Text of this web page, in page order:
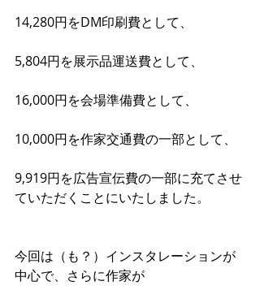
14,280円をDM印刷費として、
5,804円を展示品運送費として、
16,000円を会場準備費として、
10,000円を作家交通費の一部として、
9,919円を広告宣伝費の一部に充てさせ
ていただくことにいたしました。
今回は（も？）インスタレーションが
中心で、さらに作家が